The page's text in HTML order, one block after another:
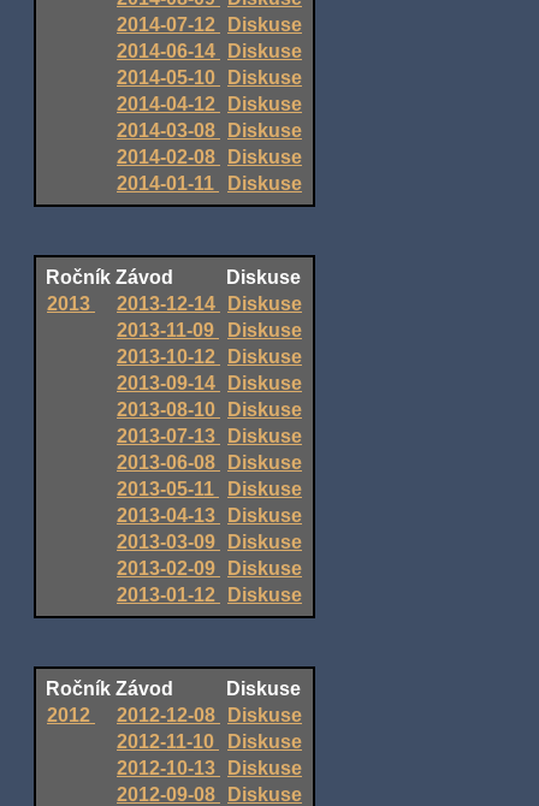
2014-07-12
Diskuse
2014-06-14
Diskuse
2014-05-10
Diskuse
2014-04-12
Diskuse
2014-03-08
Diskuse
2014-02-08
Diskuse
2014-01-11
Diskuse
Ročník Závod
Diskuse
2013
2013-12-14
Diskuse
2013-11-09
Diskuse
2013-10-12
Diskuse
2013-09-14
Diskuse
2013-08-10
Diskuse
2013-07-13
Diskuse
2013-06-08
Diskuse
2013-05-11
Diskuse
2013-04-13
Diskuse
2013-03-09
Diskuse
2013-02-09
Diskuse
2013-01-12
Diskuse
Ročník Závod
Diskuse
2012
2012-12-08
Diskuse
2012-11-10
Diskuse
2012-10-13
Diskuse
2012-09-08
Diskuse